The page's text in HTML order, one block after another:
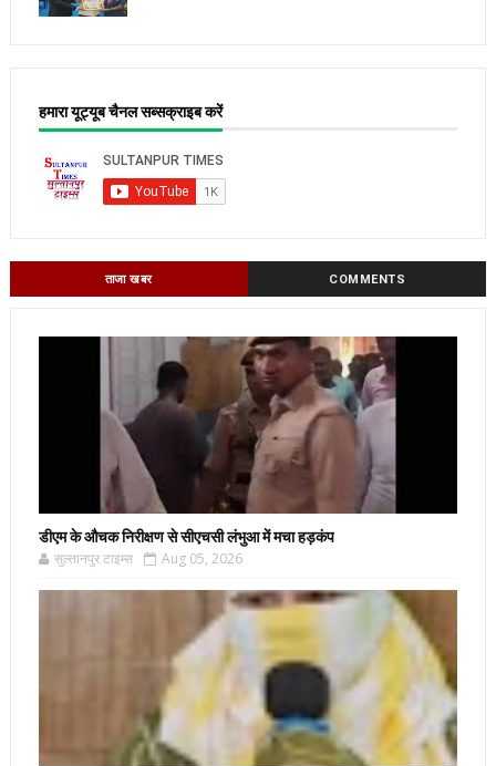
हमारा यूट्यूब चैनल सब्सक्राइब करें
ताजा खबर COMMENTS
डीएम के औचक निरीक्षण से सीएचसी लंभुआ में मचा हड़कंप
सुल्तानपुर टाइम्स Aug 05, 2026